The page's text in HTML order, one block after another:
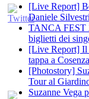
[Live Report]
Daniele
TANCA FEST
biglietti dei
[Live Report] Il
tappa a Cosenza
[Photostory]
Tour al
Suzanne Vega